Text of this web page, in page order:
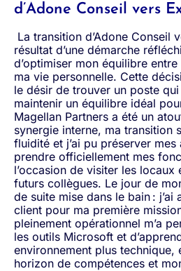
d’Adone Conseil vers
La transition d’Adone Conseil
résultat d’une démarche
d’optimiser mon équilibre
ma vie personnelle. Cette
le désir de trouver un poste
maintenir un équilibre idéal
Magellan Partners a été un
synergie interne, ma transition
fluidité et j’ai pu préserver
prendre officiellement mes
l’occasion de visiter les
futurs collègues. Le jour de
de suite mise dans le bain : j’ai
client pour ma première
pleinement opérationnel m’a
les outils Microsoft et
environnement plus technique,
horizon de compétences et